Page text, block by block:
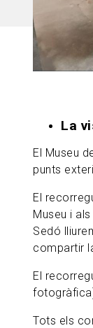
La
El Museu
punts
El
Museu i
Sedó
compartir
El
Tots els